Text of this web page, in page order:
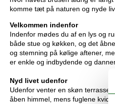
komme tæt på naturen og nyde
Velkommen indenfor
Indenfor mødes du af en lys og
både stue og køkken, og det
og stemning på kølige aftener,
er enkle og indbydende og
Nyd livet udenfor
Udenfor venter en skøn terrasse,
åben himmel, mens fuglene